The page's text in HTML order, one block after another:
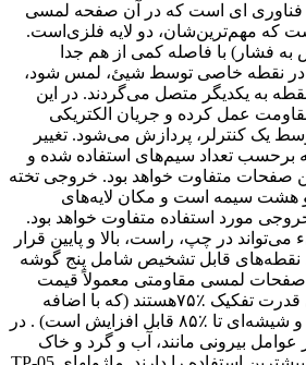
ای است که در آن صفحه لمسی
که مهم‌ترین‌شان، دو لایه فلزی‌است.
فشار) با فاصله کمی از هم جدا
در نقطه خاصی توسط شیئ، لمس شود،
به یکدیگر متصل می‌گردند. در این
عمل کرده و جریان الکتریکی
یک کنترلر، پردازش می‌شود. تغییر
برحسب تعداد سیم‌های استفاده شده و
صفحات متفاوت خواهد بود. خروجی تخته
و هشت‌ سیمه ‌است و مکان لایه‌های
مورد استفاده متفاوت خواهد بود.
در چپ، راست، بالا و پایین قرار
نقطه‌های قابل تشخیص شامل پنج گوشه
لمسی مقاومتی معمولاً قیمت
مناسبی دارند؛ ولی دارای قدرت تفکیک ٪۷۵هستند (که با اضافه
کردن فیلم‌های پلاستیکی و شیشه‌ای تا ٪۸۵ قابل افزایش است) . در
بیرونی مانند، آب و گرد و خاک